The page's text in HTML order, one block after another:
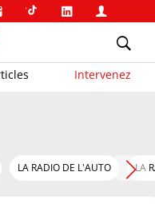
Intervenez
LA RADIO DE L'AUTO LA